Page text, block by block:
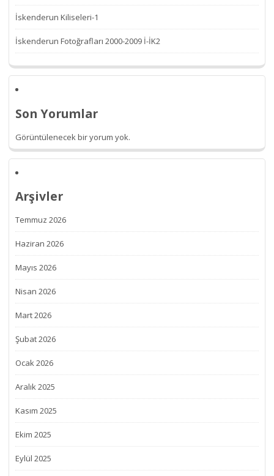
İskenderun Kiliseleri-1
İskenderun Fotoğrafları 2000-2009 İ-İK2
Son Yorumlar
Görüntülenecek bir yorum yok.
Arşivler
Temmuz 2026
Haziran 2026
Mayıs 2026
Nisan 2026
Mart 2026
Şubat 2026
Ocak 2026
Aralık 2025
Kasım 2025
Ekim 2025
Eylül 2025